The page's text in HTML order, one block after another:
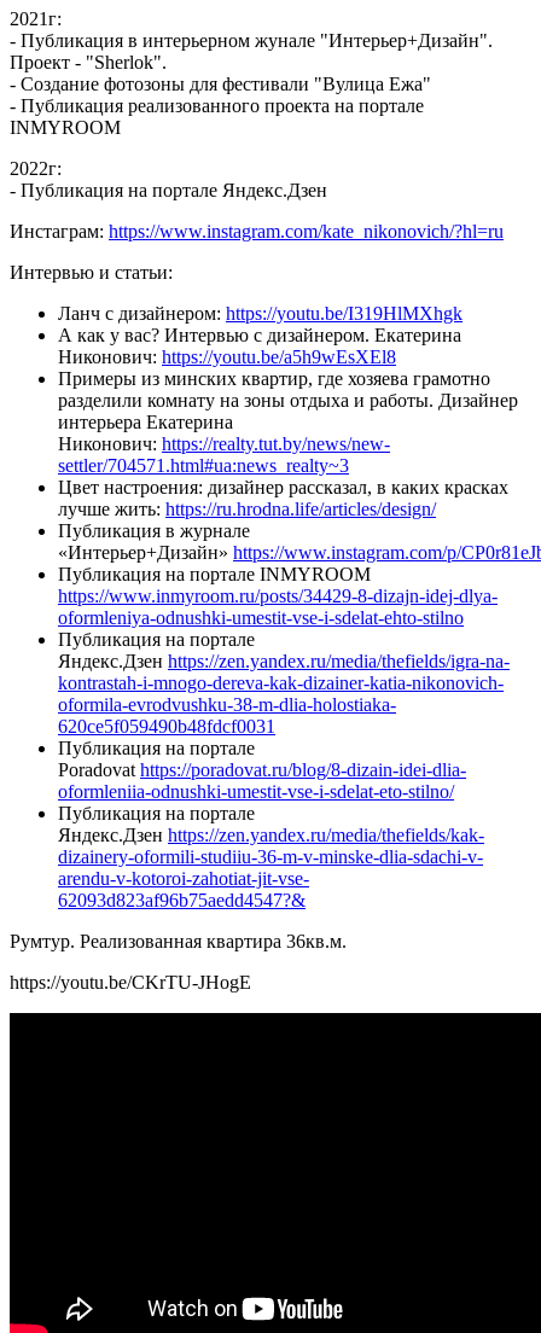
2021г:
- Публикация в интерьерном жунале "Интерьер+Дизайн".
Проект - "Sherlok".
- Создание фотозоны для фестивали "Вулица Ежа"
- Публикация реализованного проекта на портале
INMYROOM
2022г:
- Публикация на портале Яндекс.Дзен
Инстаграм: https://www.instagram.com/kate_nikonovich/?hl=ru
Интервью и статьи:
Ланч с дизайнером: https://youtu.be/I319HlMXhgk
А как у вас? Интервью с дизайнером. Екатерина
Никонович: https://youtu.be/a5h9wEsXEl8
Примеры из минских квартир, где хозяева грамотно
разделили комнату на зоны отдыха и работы. Дизайнер
интерьера Екатерина
Никонович: https://realty.tut.by/news/new-
settler/704571.html#ua:news_realty~3
Цвет настроения: дизайнер рассказал, в каких красках
лучше жить: https://ru.hrodna.life/articles/design/
Публикация в журнале
«Интерьер+Дизайн» https://www.instagram.com/p/
Публикация на портале INMYROOM
https://www.inmyroom.ru/posts/34429-8-dizajn-idej-dlya-
oformleniya-odnushki-umestit-vse-i-sdelat-ehto-stilno
Публикация на портале
Яндекс.Дзен https://zen.yandex.ru/media/thefields/igra-na-
kontrastah-i-mnogo-dereva-kak-dizainer-katia-nikonovich-
oformila-evrodvushku-38-m-dlia-holostiaka-
620ce5f059490b48fdcf0031
Публикация на портале
Poradovat https://poradovat.ru/blog/8-dizain-idei-dlia-
oformleniia-odnushki-umestit-vse-i-sdelat-eto-stilno/
Публикация на портале
Яндекс.Дзен https://zen.yandex.ru/media/thefields/kak-
dizainery-oformili-studiiu-36-m-v-minske-dlia-sdachi-v-
arendu-v-kotoroi-zahotiat-jit-vse-
62093d823af96b75aedd4547?&
Румтур. Реализованная квартира 36кв.м.
https://youtu.be/CKrTU-JHogE